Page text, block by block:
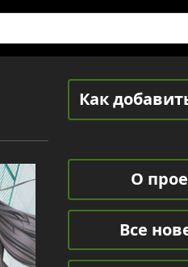
Как
О
Все